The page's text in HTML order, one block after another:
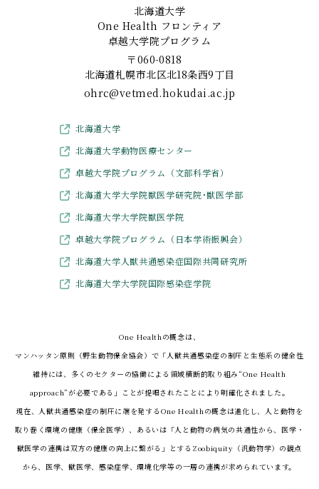
北海道大学
One Health フロンティア
卓越大学院プログラム
〒060-0818
北海道札幌市北区北18条西9丁目
ohrc@vetmed.hokudai.ac.jp
北海道大学
北海道大学動物医療センター
卓越大学院プログラム（文部科学省）
北海道大学大学院獣医学研究院･獣医学部
北海道大学大学院獣医学院
卓越大学院プログラム（日本学術振興会）
北海道大学人獣共通感染症国際共同研究所
北海道大学大学院国際感染症学院
One Healthの概念は、
マンハッタン原則（野生動物保全協会）で「人獣共通感染症の制圧と生態系の健全性
維持には、 多くのセクターの協働による領域横断的取り組み“One Health
approach”が必要である」ことが提唱されたことにより明確化されました。
現在、人獣共通感染症の制圧に端を発するOne Healthの概念は進化し、人と動物を
取り巻く環境の健康（保全医学）、 あるいは「人と動物の病気の共通性から、医学・
獣医学の連携は双方の健康の向上に繋がる」とするZoobiquity（汎動物学）の観点
から、 医学、獣医学、感染症学、環境化学等の一層の連携が求められています。